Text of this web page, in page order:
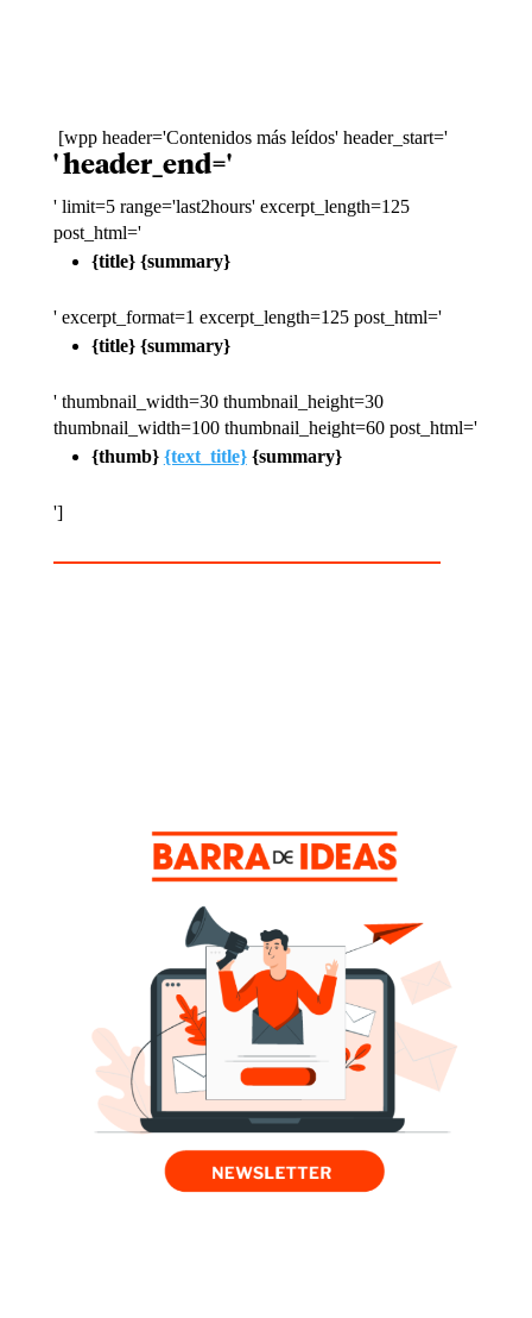
[wpp header='Contenidos más leídos' header_start='
' header_end='
' limit=5 range='last2hours' excerpt_length=125
post_html='
{title} {summary}
' excerpt_format=1 excerpt_length=125 post_html='
{title} {summary}
' thumbnail_width=30 thumbnail_height=30
thumbnail_width=100 thumbnail_height=60 post_html='
{thumb} {text_title}{summary}
']